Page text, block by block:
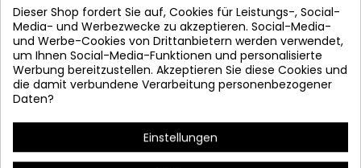
Lounge-Stück, Stahl. aluminium in schwarz lackiert.
Dieser Shop fordert Sie auf, Cookies für Leistungs-, Social-
Media- und Werbezwecke zu akzeptieren. Social-Media-
und Werbe-Cookies von Drittanbietern werden verwendet,
um Ihnen Social-Media-Funktionen und personalisierte
Werbung bereitzustellen. Akzeptieren Sie diese Cookies und
die damit verbundene Verarbeitung personenbezogener
Daten?
Einstellungen